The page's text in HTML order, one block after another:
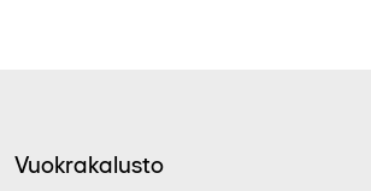
Vuokrakalusto